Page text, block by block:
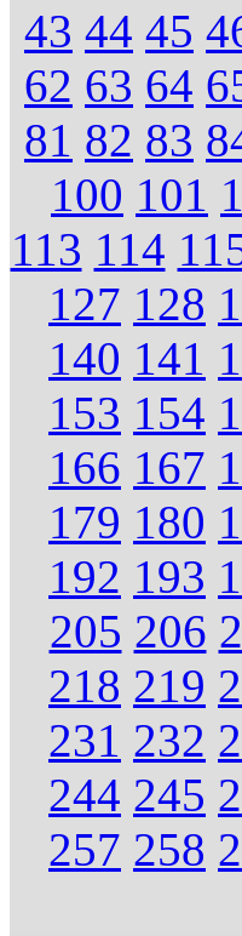
43 44 45
62 63 64
81 82 83
100 101
113 114
127 128
140 141
153 154
166 167
179 180
192 193
205 206
218 219
231 232
244 245
257 258